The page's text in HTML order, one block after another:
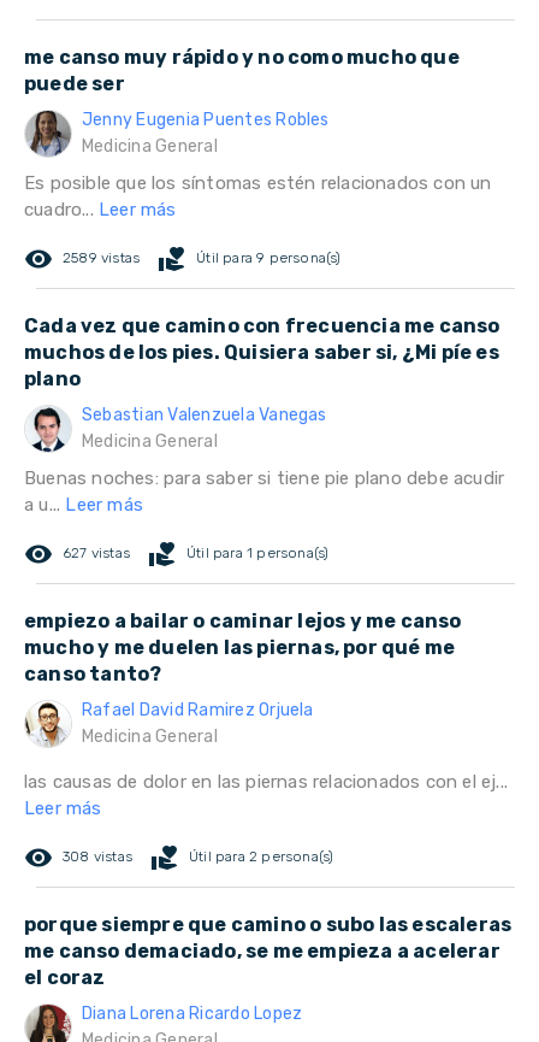
me canso muy rápido y no como mucho que
puede ser
Jenny Eugenia Puentes Robles
Medicina General
Es posible que los síntomas estén relacionados con un
cuadro... Leer más
remove_red_eye 2589 vistas volunteer_activism Útil para 9 persona(s)
Cada vez que camino con frecuencia me canso
muchos de los pies. Quisiera saber si, ¿Mi píe es
plano
Sebastian Valenzuela Vanegas
Medicina General
Buenas noches: para saber si tiene pie plano debe acudir
a u... Leer más
remove_red_eye 627 vistas volunteer_activism Útil para 1 persona(s)
empiezo a bailar o caminar lejos y me canso
mucho y me duelen las piernas, por qué me
canso tanto?
Rafael David Ramirez Orjuela
Medicina General
las causas de dolor en las piernas relacionados con el ej...
Leer más
remove_red_eye 308 vistas volunteer_activism Útil para 2 persona(s)
porque siempre que camino o subo las escaleras
me canso demaciado, se me empieza a acelerar
el coraz
Diana Lorena Ricardo Lopez